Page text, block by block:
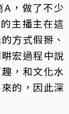
，做了不少
主播主在這
方式假掰、
宏過程中說
，和文化水
的，因此深